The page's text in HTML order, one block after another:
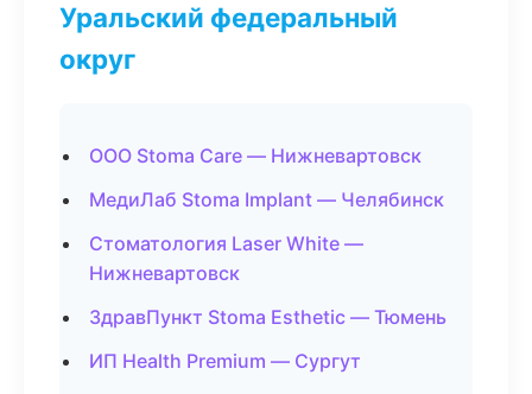
Уральский федеральный
округ
ООО Stoma Care — Нижневартовск
МедиЛаб Stoma Implant — Челябинск
Стоматология Laser White —
Нижневартовск
ЗдравПункт Stoma Esthetic — Тюмень
ИП Health Premium — Сургут